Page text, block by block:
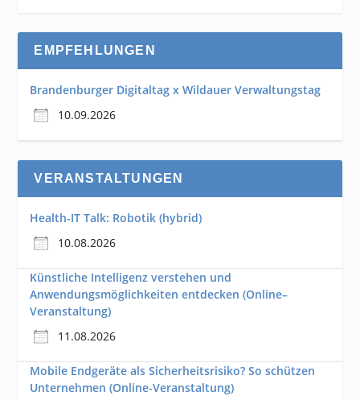
EMPFEHLUNGEN
Brandenburger Digitaltag x Wildauer Verwaltungstag
10.09.2026
VERANSTALTUNGEN
Health-IT Talk: Robotik (hybrid)
10.08.2026
Künstliche Intelligenz verstehen und
Anwendungsmöglichkeiten entdecken (Online–
Veranstaltung)
11.08.2026
Mobile Endgeräte als Sicherheitsrisiko? So schützen
Unternehmen (Online-Veranstaltung)